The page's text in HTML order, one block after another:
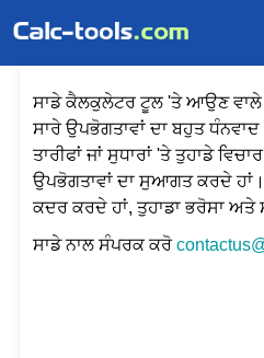
ਸਾਡੇ ਕੈਲਕੁਲੇਟਰ ਟੂਲ 'ਤੇ ਆਉਣ
ਸਾਰੇ ਉਪਭੋਗਤਾਵਾਂ ਦਾ ਬਹੁਤ
ਤਾਰੀਫਾਂ ਜਾਂ ਸੁਧਾਰਾਂ 'ਤੇ ਤੁਹਾਡੇ
ਉਪਭੋਗਤਾਵਾਂ ਦਾ ਸੁਆਗਤ ਕਰਦੇ ਹਾਂ।
ਕਦਰ ਕਰਦੇ ਹਾਂ, ਤੁਹਾਡਾ ਭਰੋਸਾ ਅਤੇ
ਸਾਡੇ ਨਾਲ ਸੰਪਰਕ ਕਰੋ